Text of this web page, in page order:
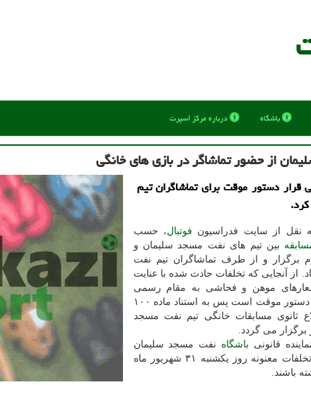
باشگاه درباره مركز اسپرت
از حضور تماشاگر در بازی های خانگی
قرار دستور موقت برای تماشاگران تیم
نقل از سایت فدراسیون فوتبال، حسب
بین تیم های نفت مسجد سلیمان و
برگزار و از طرف تماشاگران تیم نفت
از آنجایی كه تخلفات حادث شده با عنایت
موهن و فحاشی به مقام رسمی
مسابقه، در خور صدور قرار دستور موقت است پس به استناد ماده ۱۰۰
ثانوی مسابقات خانگی تیم نفت مسجد
می گردد.
قانونی باشگاه نفت مسجد سلیمان
جهت ادای توضیحات درباب تخلفات معنونه روز یكشنبه ۳۱ شهریور ماه
باشند.